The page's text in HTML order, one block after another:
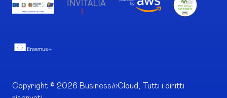
Copyright © 2026 BusinessinCloud, Tutti i diritti